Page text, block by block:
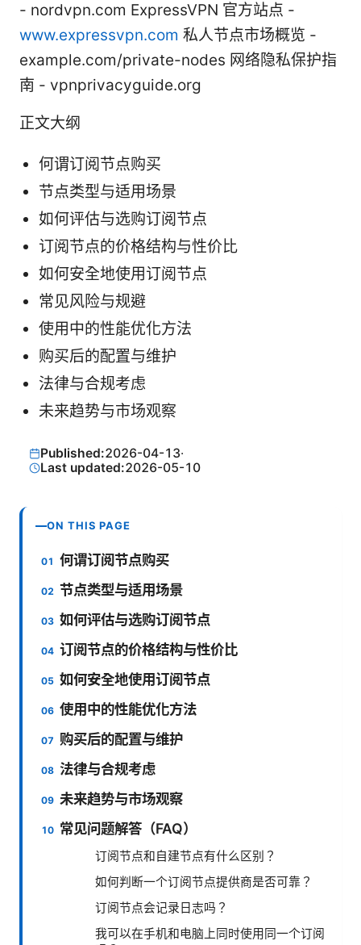
- nordvpn.com ExpressVPN 官方站点 -
www.expressvpn.com 私人节点市场概览 -
example.com/private-nodes 网络隐私保护指
南 - vpnprivacyguide.org
正文大纲
何谓订阅节点购买
节点类型与适用场景
如何评估与选购订阅节点
订阅节点的价格结构与性价比
如何安全地使用订阅节点
常见风险与规避
使用中的性能优化方法
购买后的配置与维护
法律与合规考虑
未来趋势与市场观察
Published:2026-04-13·
Last updated:2026-05-10
ON THIS PAGE
何谓订阅节点购买
节点类型与适用场景
如何评估与选购订阅节点
订阅节点的价格结构与性价比
如何安全地使用订阅节点
使用中的性能优化方法
购买后的配置与维护
法律与合规考虑
未来趋势与市场观察
常见问题解答（FAQ）
订阅节点和自建节点有什么区别？
如何判断一个订阅节点提供商是否可靠？
订阅节点会记录日志吗？
我可以在手机和电脑上同时使用同一个订阅